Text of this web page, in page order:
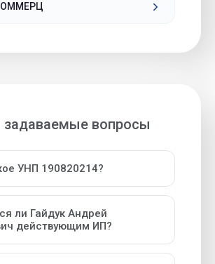
задаваемые вопросы
УНП 190820214?
ли Гайдук Андрей
действующим ИП?